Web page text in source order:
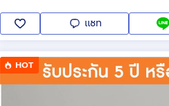
แชท
HOT